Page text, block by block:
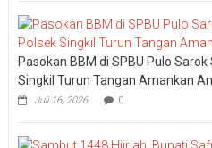
Pasokan BBM di SPBU Pulo
Singkil Turun Tangan Amankan
Juli 16, 2026 0